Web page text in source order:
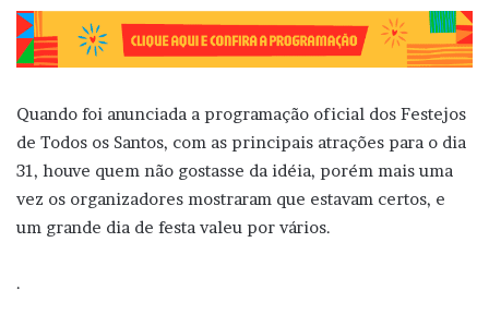
Quando foi anunciada a programação oficial dos Festejos
de Todos os Santos, com as principais atrações para o dia
31, houve quem não gostasse da idéia, porém mais uma
vez os organizadores mostraram que estavam certos, e
um grande dia de festa valeu por vários.
.